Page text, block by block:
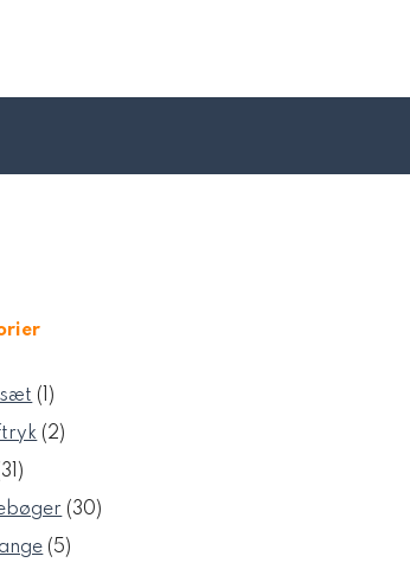
11
vare
22
3131
varer
3030
55